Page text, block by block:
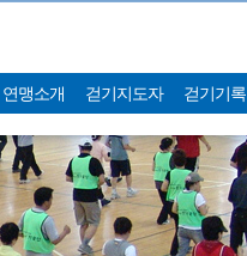
연맹소개 걷기지도자 걷기기